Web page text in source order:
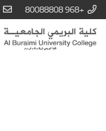
+968 80088808